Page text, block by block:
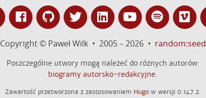
Copyright © Paweł Wilk • 2005 – 2026 • random:seed
Poszczególne utwory mogą należeć do różnych autorów:
biogramy autorsko-redakcyjne
Zawartość przetworzona z zastosowaniem Hugow wersji 0.147.2.